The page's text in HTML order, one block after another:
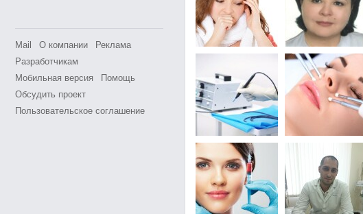
Mail О компании
Реклама
Разработчикам
Мобильная версия
Помощь
Обсудить проект
Пользовательское соглашение